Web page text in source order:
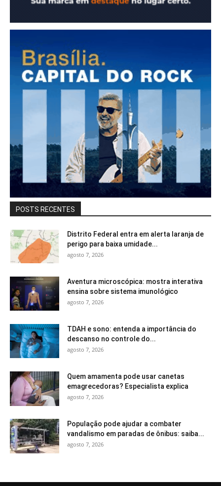
POSTS RECENTES
Distrito Federal entra em alerta laranja de
perigo para baixa umidade...
agosto 7, 2026
Aventura microscópica: mostra interativa
ensina sobre sistema imunológico
agosto 7, 2026
TDAH e sono: entenda a importância do
descanso no controle do...
agosto 7, 2026
Quem amamenta pode usar canetas
emagrecedoras? Especialista explica
agosto 7, 2026
População pode ajudar a combater
vandalismo em paradas de ônibus: saiba...
agosto 7, 2026